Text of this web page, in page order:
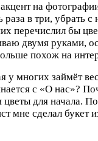
на
в три, убрать
перечислил бы
двумя руками,
похож на
у многих займёт
с «О нас»?
цветы для начала.
мне сделал букет